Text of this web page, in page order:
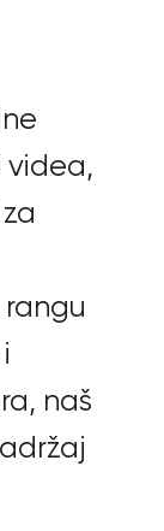
videa,
rangu
naš